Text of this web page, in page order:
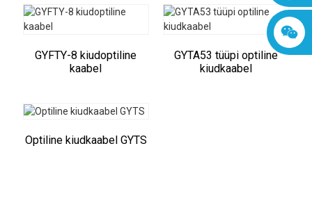
GYFTY-8 kiudoptiline
kaabel
GYTA53 tüüpi optiline
kiudkaabel
Optiline kiudkaabel GYTS